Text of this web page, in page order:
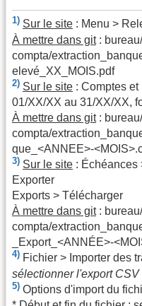
1) Sur le site : Menu >
À mettre dans git:
compta/
elevé_XX_MOIS.pdf
2) Sur le site : Comptes
01/XX/XX au 31/XX/XX,
À mettre dans git:
compta/
que_<ANNEE>-
3) Sur le site : Échéances
Exporter
Exports > Télécharger
À mettre dans git:
compta/
_Export_<ANNÉE>-
4) Fichier > Importer des
sélectionner l'export CSV
5) Options d'import du